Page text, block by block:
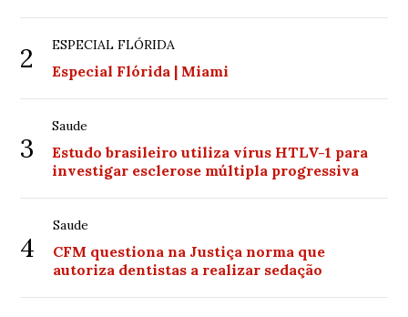
2 ESPECIAL FLÓRIDA
Especial Flórida | Miami
3
Saude
Estudo brasileiro utiliza vírus HTLV-1 para
investigar esclerose múltipla progressiva
4
Saude
CFM questiona na Justiça norma que
autoriza dentistas a realizar sedação